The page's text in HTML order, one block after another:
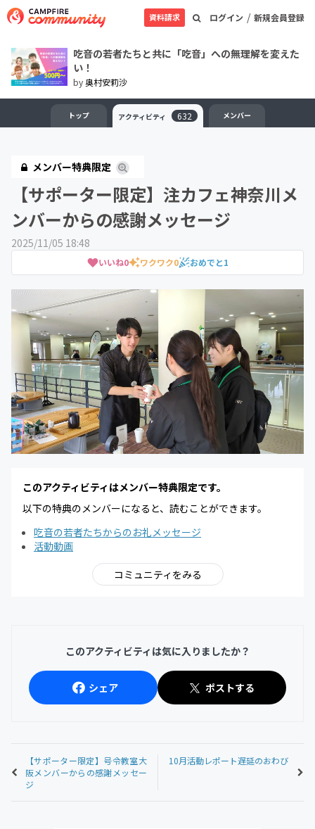
ログイン / 新規会員登録
資料請求
吃音の若者たちと共に「吃音」への無理解を変えた
い！
by奥村安莉沙
トップ アクティビティ 632 メンバー
メンバー特典限定
【サポーター限定】注カフェ神奈川メ
ンバーからの感謝メッセージ
2025/11/05 18:48
いいね0 ワクワク0 おめでと1
このアクティビティはメンバー特典限定です。
以下の特典のメンバーになると、読むことができます。
吃音の若者たちからのお礼メッセージ
活動動画
コミュニティをみる
このアクティビティは気に入りましたか？
シェア ポストする
【サポーター限定】号令教室大
阪メンバーからの感謝メッセー
ジ
10月活動レポート遅延のおわび